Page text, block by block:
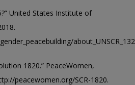
United States Institute of
1820.” PeaceWomen,
peacewomen.org/SCR-1820.